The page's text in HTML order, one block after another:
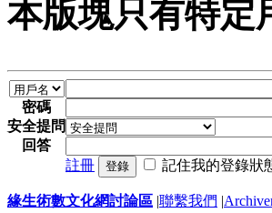
本版塊只有特定
密碼
安全提問
回答
註冊
登錄 記住我的登錄狀
緣生術數文化網討論區 |聯繫我們 |